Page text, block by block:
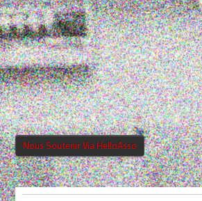
Nous Soutenir Via HelloAsso